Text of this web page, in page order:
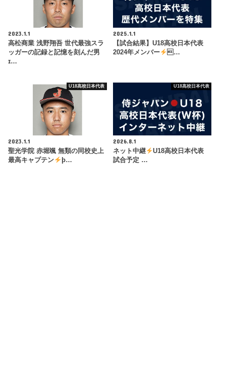
2023.1.1
高松商業 浅野翔吾 世代最強スラ
ッガーの記録と記憶を刻んだ男
ɪ…
2025.1.1
【試合結果】U18高校日本代表
2024年メンバー
…
U18高校日本代表
2023.1.1
聖光学院 赤堀颯 無類の同校史上
最高キャプテン
þ…
U18高校日本代表
2026.8.1
ネット中継
U18高校日本代表
試合予定 …